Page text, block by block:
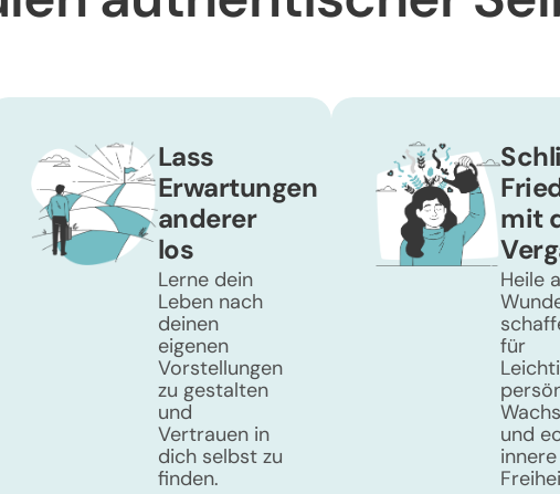
Lass
Erwartungen
anderer
los
Lerne dein
Leben nach
deinen
eigenen
Vorstellungen
zu gestalten
und
Vertrauen in
dich selbst zu
finden.
mit
Heile
für
und
innere